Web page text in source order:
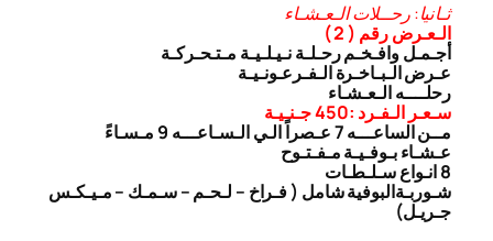
ثـانيا: رحــلات الـعـشـاء
الـعـرض رقم ( 2 )
أجـمـل وافـخـم رحـلـة نـيـلـيـة مـتـحـركـة
عـرض الـبـاخـرة الـفـرعـونـيـة
رحلــــه الـعـشـاء
سـعـر الـفـرد :450 جـنـيـة
مــن الساعـــه 7 عـصراً الـي الـسـاعـــه 9 مـسـاءً
عـشـاء بـوفـيـة مـفـتـوح
8 انـواع سـلـطـات
شـوربـةالبوفية شامل ( فـراخ – لـحـم – سـمـك – مـيـكـس
جـريـل)